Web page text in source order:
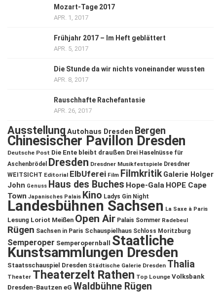
Mozart-Tage 2017
APR. 1, 2017
Frühjahr 2017 – Im Heft geblättert
APR. 5, 2017
Die Stunde da wir nichts voneinander wussten
APR. 8, 2017
Rauschhafte Rachefantasie
APR. 26, 2017
Ausstellung Autohaus Dresden Bergen
Chinesischer Pavillon Dresden
Deutsche Post Die Ente bleibt draußen Drei Haselnüsse für
Aschenbrödel
Dresden Dresdner Musikfestspiele Dresdner
WEITSICHT Editorial ElbUferei Film Filmkritik Galerie Holger
John Genuss Haus des Buches Hope-Gala HOPE Cape
Town Japanisches Palais Kino Ladys Gin Night
Landesbühnen Sachsen La Saxe à Paris
Lesung Loriot Meißen Open Air Palais Sommer Radebeul
Rügen Sachsen in Paris Schauspielhaus Schloss Moritzburg
Semperoper Semperopernball Staatliche
Kunstsammlungen Dresden
Staatsschauspiel Dresden Städtische Galerie Dresden Thalia
Theater Theaterzelt Rathen Top Lounge Volksbank
Dresden-Bautzen eG Waldbühne Rügen